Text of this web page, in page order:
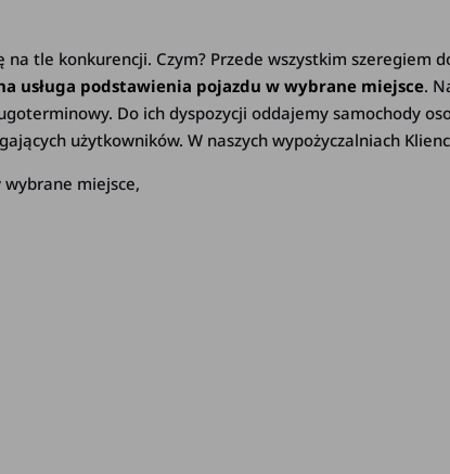
tle konkurencji. Czym? Przede wszystkim szeregiem
usługa podstawienia pojazdu w wybrane miejsce.
Do ich dyspozycji oddajemy samochody
użytkowników. W naszych wypożyczalniach
wybrane miejsce,